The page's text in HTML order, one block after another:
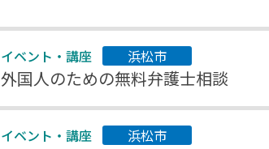
イベント・講座 浜松市
外国人のための無料弁護士相談
イベント・講座 浜松市